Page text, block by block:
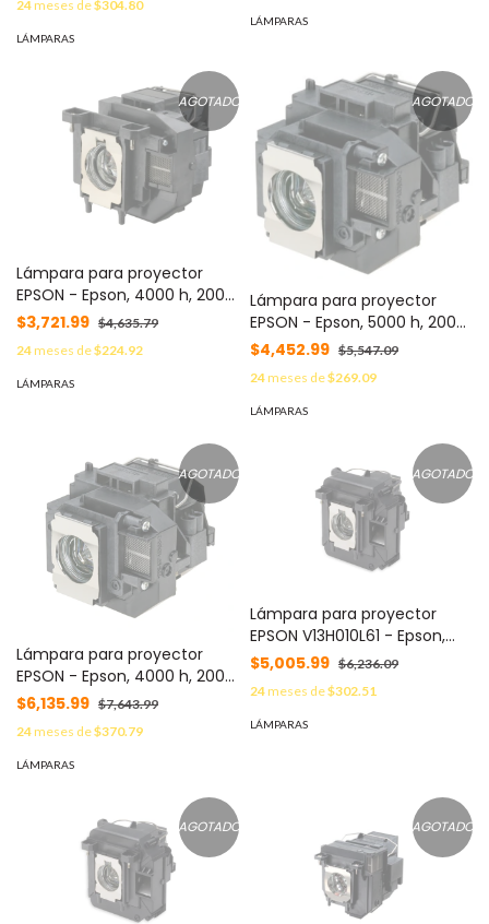
24meses de$304.80
LÁMPARAS
LÁMPARAS
AGOTADO
Lámpara para proyector
EPSON - Epson, 4000 h, 200
W, UHE
$3,721.99 $4,635.79
24meses de$224.92
LÁMPARAS
AGOTADO
Lámpara para proyector
EPSON - Epson, 5000 h, 200
W
$4,452.99 $5,547.09
24meses de$269.09
LÁMPARAS
AGOTADO
Lámpara para proyector
EPSON - Epson, 4000 h, 200
W, UHE
$6,135.99 $7,643.99
24meses de$370.79
LÁMPARAS
AGOTADO
Lámpara para proyector
EPSON V13H010L61 - Epson,
6000 h, Negro
$5,005.99 $6,236.09
24meses de$302.51
LÁMPARAS
AGOTADO AGOTADO